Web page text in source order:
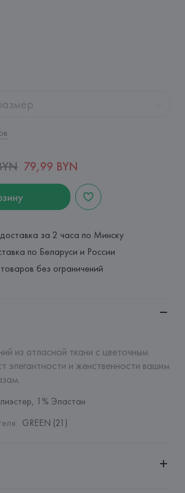
79,99 BYN
за 2 часа по Минску
по Беларуси и России
без ограничений
из атласной ткани с цветочным
элегантности и женственности вашим
1% Эластан
: GREEN (21)